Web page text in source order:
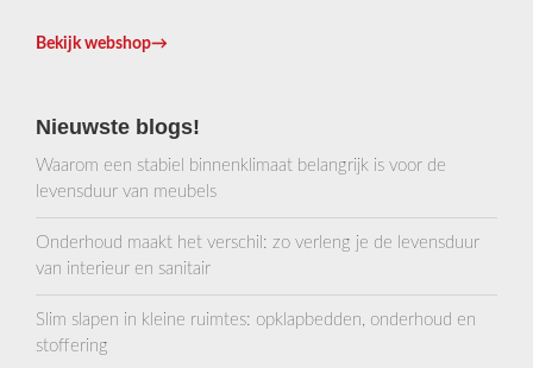
Bekijk webshop→
Nieuwste blogs!
Waarom een stabiel binnenklimaat belangrijk is voor de
levensduur van meubels
Onderhoud maakt het verschil: zo verleng je de levensduur
van interieur en sanitair
Slim slapen in kleine ruimtes: opklapbedden, onderhoud en
stoffering